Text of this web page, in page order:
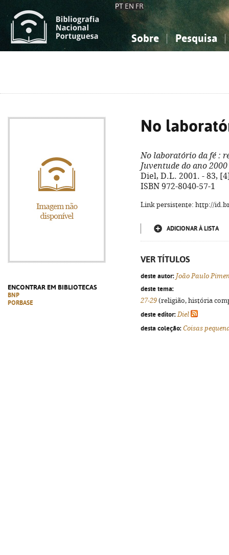
PT EN FR
Sobre Pesquisa
ENCONTRAR EM BIBLIOTECAS
BNP
PORBASE
No
No laboratório da fé :
Juventude do ano 2000
Diel, D.L. 2001. - 83,
ISBN 972-8040-57-1
Link persistente: http://
ADICIONAR À LISTA
VER TÍTULOS
deste autor: João Paulo
deste tema:
27-29 (religião, história
deste editor: Diel
desta coleção: Coisas